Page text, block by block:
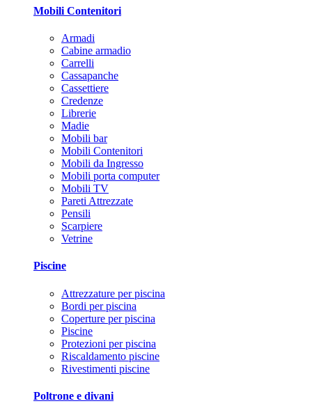
Mobili Contenitori
Armadi
Cabine armadio
Carrelli
Cassapanche
Cassettiere
Credenze
Librerie
Madie
Mobili bar
Mobili Contenitori
Mobili da Ingresso
Mobili porta computer
Mobili TV
Pareti Attrezzate
Pensili
Scarpiere
Vetrine
Piscine
Attrezzature per piscina
Bordi per piscina
Coperture per piscina
Piscine
Protezioni per piscina
Riscaldamento piscine
Rivestimenti piscine
Poltrone e divani